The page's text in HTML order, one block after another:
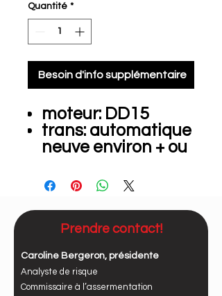
Quantité *
Besoin d'info supplémentaire
moteur: DD15
trans: automatique
neuve environ + ou
ess: 14 -46 000 lbs
km: 820 000
clutch neuve
Ratio: 343
Très bien
entretenu!
Prendre contact!
Caroline Bergeron, présidente
Analyste de risque
Commissaire à l’assermentation